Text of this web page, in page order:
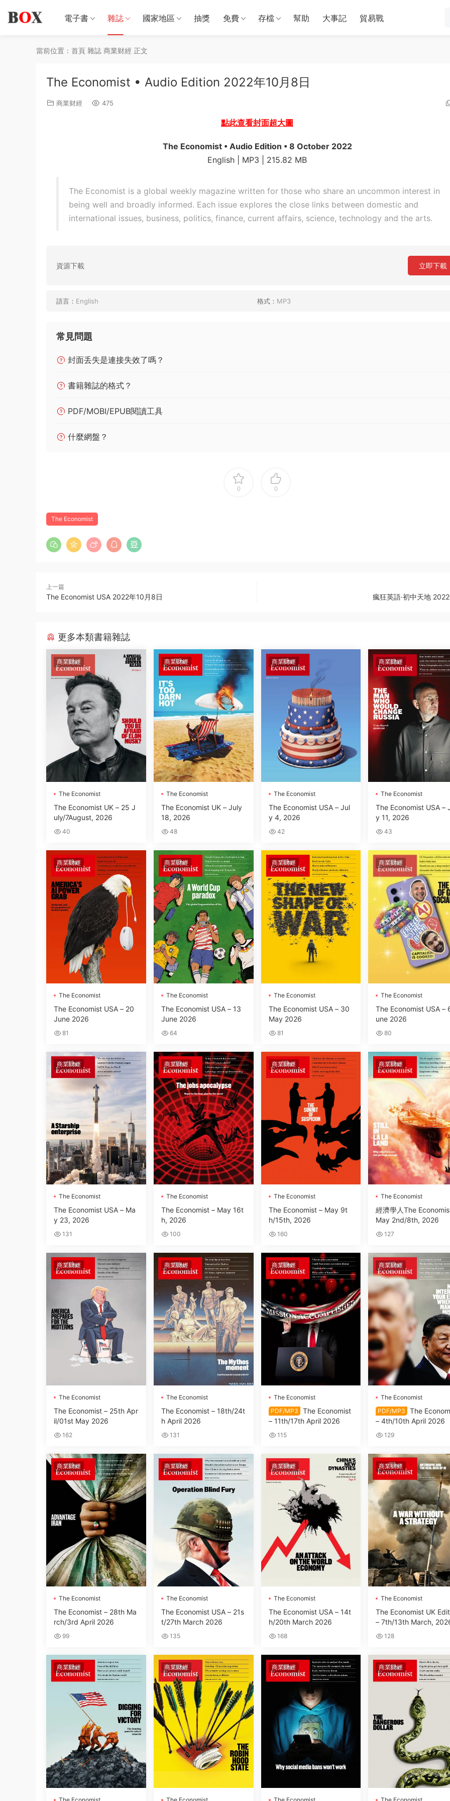
電子書 雜誌 國家地區 抽獎 免費 存檔 幫助 大事記 貿易戰
當前位置： 首頁 雜誌 商業财經 正文
The Economist • Audio Edition 2022年10月8日
商業财經 475
點此查看封面超大圖
The Economist • Audio Edition • 8 October 2022
English | MP3 | 215.82 MB
The Economist is a global weekly magazine written for those who share an uncommon interest in
being well and broadly informed. Each issue explores the close links between domestic and
international issues, business, politics, finance, current affairs, science, technology and the arts.
資源下載 立即下載
語言： English 格式： MP3
常見問題
封面丢失是連接失效了嗎？
書籍雜誌的格式？
PDF/MOBI/EPUB閱讀工具
什麼網盤？
0 0
The Economist
上一篇
The Economist USA 2022年10月8日 瘋狂英語·初中天地
更多本類書籍雜誌
商業财經
The Economist
The Economist UK – 25 J
uly/7August, 2026
40
商業财經
The Economist
The Economist UK – July
18, 2026
48
商業财經
The Economist
The Economist USA – Jul
y 4, 2026
42
商業财經
The Economist
The Economist USA –
y 11, 2026
43
商業财經
The Economist
The Economist USA – 20
June 2026
81
商業财經
The Economist
The Economist USA – 13
June 2026
64
商業财經
The Economist
The Economist USA – 30
May 2026
81
商業财經
The Economist
The Economist USA –
une 2026
80
商業财經
The Economist
The Economist USA – Ma
y 23, 2026
131
商業财經
The Economist
The Economist – May 16t
h, 2026
100
商業财經
The Economist
The Economist – May 9t
h/15th, 2026
160
商業财經
The Economist
經濟學人The
May 2nd/8th, 2026
127
商業财經
The Economist
The Economist – 25th Apr
il/01st May 2026
162
商業财經
The Economist
The Economist – 18th/24t
h April 2026
131
商業财經
The Economist
PDF/MP3
The Economist
– 11th/17th April 2026
115
商業财經
The Economist
PDF/MP3
The
– 4th/10th April 2026
129
商業财經
The Economist
The Economist – 28th Ma
rch/3rd April 2026
99
商業财經
The Economist
The Economist USA – 21s
t/27th March 2026
135
商業财經
The Economist
The Economist USA – 14t
h/20th March 2026
168
商業财經
The Economist
The Economist UK
– 7th/13th March,
128
商業财經 商業财經 商業财經 商業财經